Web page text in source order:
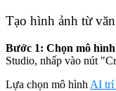
Tạo hình ảnh từ
Bước 1: Chọn mô
Studio, nhấp vào nút
Lựa chọn mô hình AI trí